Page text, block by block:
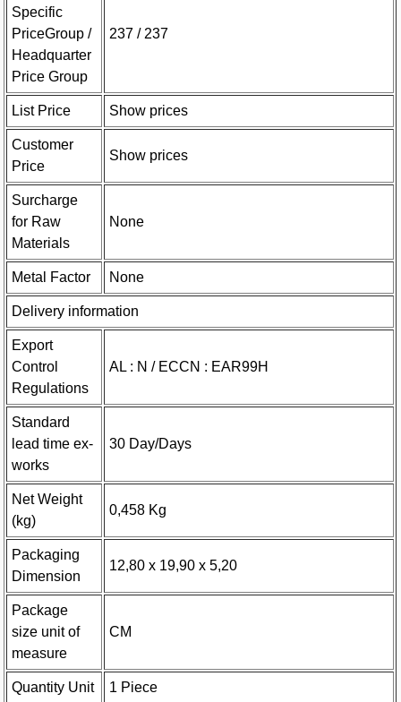
Specific
PriceGroup /
Headquarter
Price Group
237 / 237
List Price Show prices
Customer
Price
Show prices
Surcharge
for Raw
Materials
None
Metal Factor None
Delivery information
Export
Control
Regulations
AL : N / ECCN : EAR99H
Standard
lead time ex-
works
30 Day/Days
Net Weight
(kg)
0,458 Kg
Packaging
Dimension
12,80 x 19,90 x 5,20
Package
size unit of
measure
CM
Quantity Unit 1 Piece